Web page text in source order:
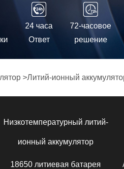
24 часа
Ответ
72-часовое
решение
>Литий-ионный
Низкотемпературный литий-
ионный аккумулятор
18650 литиевая батарея